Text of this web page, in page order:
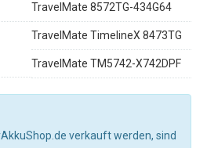
TravelMate 8572TG-434G64
TravelMate TimelineX 8473TG
TravelMate TM5742-X742DPF
verkauft werden, sind